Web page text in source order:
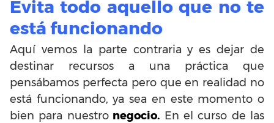
Evita todo aquello que no te
está funcionando
Aquí vemos la parte contraria y es dejar de
destinar recursos a una práctica que
pensábamos perfecta pero que en realidad no
está funcionando, ya sea en este momento o
bien para nuestronegocio. En el curso de las